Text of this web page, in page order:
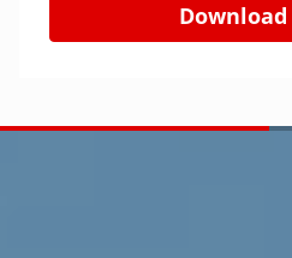
Download